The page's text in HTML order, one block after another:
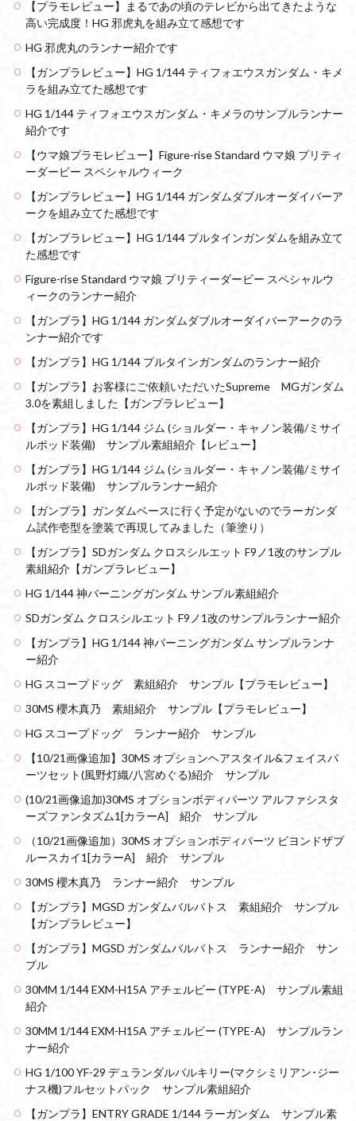
【プラモレビュー】まるであの頃のテレビから出てきたような
高い完成度！HG 邪虎丸を組み立て感想です
HG 邪虎丸のランナー紹介です
【ガンプラレビュー】HG 1/144 ティフォエウスガンダム・キメ
ラを組み立てた感想です
HG 1/144 ティフォエウスガンダム・キメラのサンプルランナー
紹介です
【ウマ娘プラモレビュー】Figure-rise Standard ウマ娘 プリティ
ーダービー スペシャルウィーク
【ガンプラレビュー】HG 1/144 ガンダムダブルオーダイバーア
ークを組み立てた感想です
【ガンプラレビュー】HG 1/144 プルタインガンダムを組み立て
た感想です
Figure-rise Standard ウマ娘 プリティーダービー スペシャルウ
ィークのランナー紹介
【ガンプラ】HG 1/144 ガンダムダブルオーダイバーアークのラ
ンナー紹介です
【ガンプラ】HG 1/144 プルタインガンダムのランナー紹介
【ガンプラ】お客様にご依頼いただいたSupreme MGガンダム
3.0を素組しました【ガンプラレビュー】
【ガンプラ】HG 1/144 ジム (ショルダー・キャノン装備/ミサイ
ルポッド装備) サンプル素組紹介【レビュー】
【ガンプラ】HG 1/144 ジム (ショルダー・キャノン装備/ミサイ
ルポッド装備) サンプルランナー紹介
【ガンプラ】ガンダムベースに行く予定がないのでラーガンダ
ム試作壱型を塗装で再現してみました（筆塗り）
【ガンプラ】SDガンダム クロスシルエット F9ノ1改のサンプル
素組紹介【ガンプラレビュー】
HG 1/144 神バーニングガンダム サンプル素組紹介
SDガンダム クロスシルエット F9ノ1改のサンプルランナー紹介
【ガンプラ】HG 1/144 神バーニングガンダム サンプルランナ
ー紹介
HG スコープドッグ 素組紹介 サンプル【プラモレビュー】
30MS 櫻木真乃 素組紹介 サンプル【プラモレビュー】
HG スコープドッグ ランナー紹介 サンプル
【10/21画像追加】30MS オプションヘアスタイル&フェイスパ
ーツセット(風野灯織/八宮めぐる)紹介 サンプル
(10/21画像追加)30MS オプションボディパーツ アルファシスタ
ーズファンタズム1[カラーA] 紹介 サンプル
（10/21画像追加）30MS オプションボディパーツ ビヨンドザブ
ルースカイ1[カラーA] 紹介 サンプル
30MS 櫻木真乃 ランナー紹介 サンプル
【ガンプラ】MGSD ガンダムバルバトス 素組紹介 サンプル
【ガンプラレビュー】
【ガンプラ】MGSD ガンダムバルバトス ランナー紹介 サン
プル
30MM 1/144 EXM-H15A アチェルビー (TYPE-A) サンプル素組
紹介
30MM 1/144 EXM-H15A アチェルビー (TYPE-A) サンプルラン
ナー紹介
HG 1/100 YF-29 デュランダルバルキリー(マクシミリアン･ジー
ナス機)フルセットパック サンプル素組紹介
【ガンプラ】ENTRY GRADE 1/144 ラーガンダム サンプル素